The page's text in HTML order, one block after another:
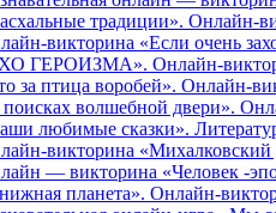
традиции». Онлайн-
викторина «Если очень
ГЕРОИЗМА». Онлайн-
за птица воробей». Онлайн-
волшебной двери».
любимые сказки».
викторина «Михалковский
— викторина «Человек -
планета». Онлайн-